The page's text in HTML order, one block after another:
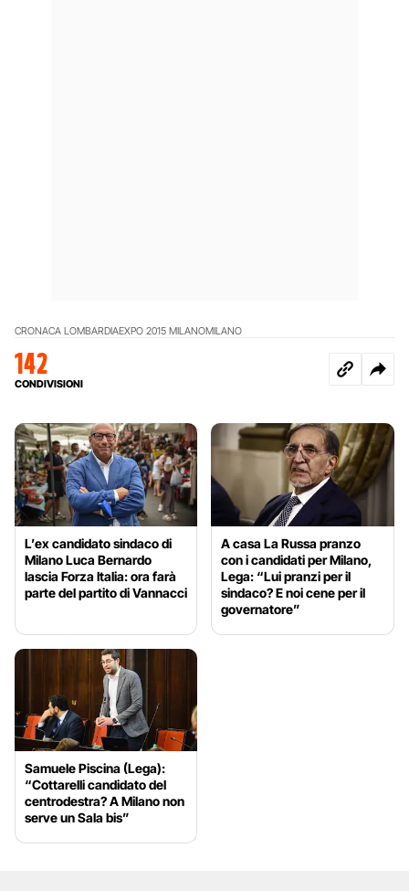
CRONACA LOMBARDIAEXPO 2015 MILANOMILANO
142
CONDIVISIONI
L’ex candidato sindaco di
Milano Luca Bernardo
lascia Forza Italia: ora farà
parte del partito di Vannacci
A casa La Russa pranzo
con i candidati per Milano,
Lega: “Lui pranzi per il
sindaco? E noi cene per il
governatore”
Samuele Piscina (Lega):
“Cottarelli candidato del
centrodestra? A Milano non
serve un Sala bis”